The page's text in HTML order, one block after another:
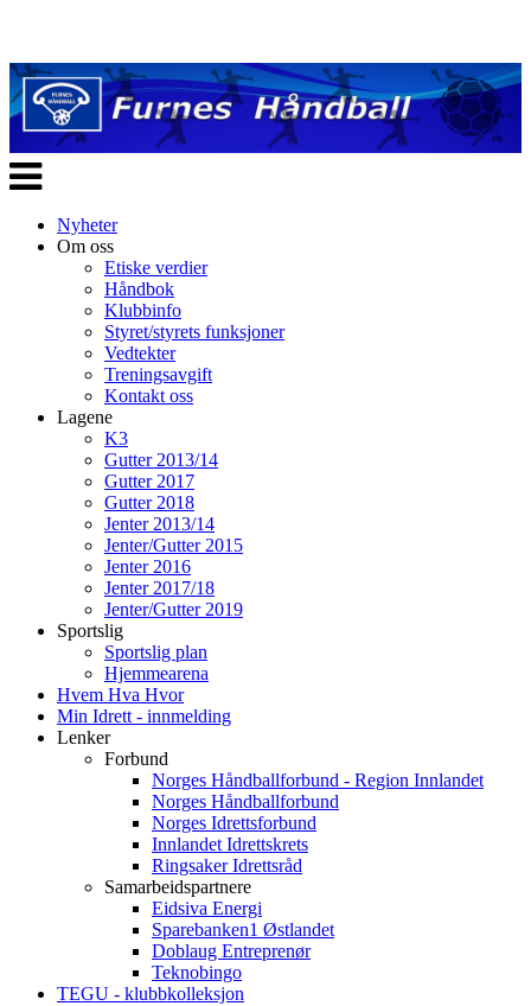
Veksle
navigasjon
Nyheter
Om oss
Etiske verdier
Håndbok
Klubbinfo
Styret/styrets funksjoner
Vedtekter
Treningsavgift
Kontakt oss
Lagene
K3
Gutter 2013/14
Gutter 2017
Gutter 2018
Jenter 2013/14
Jenter/Gutter 2015
Jenter 2016
Jenter 2017/18
Jenter/Gutter 2019
Sportslig
Sportslig plan
Hjemmearena
Hvem Hva Hvor
Min Idrett - innmelding
Lenker
Forbund
Norges Håndballforbund - Region Innlandet
Norges Håndballforbund
Norges Idrettsforbund
Innlandet Idrettskrets
Ringsaker Idrettsråd
Samarbeidspartnere
Eidsiva Energi
Sparebanken1 Østlandet
Doblaug Entreprenør
Teknobingo
TEGU - klubbkolleksjon